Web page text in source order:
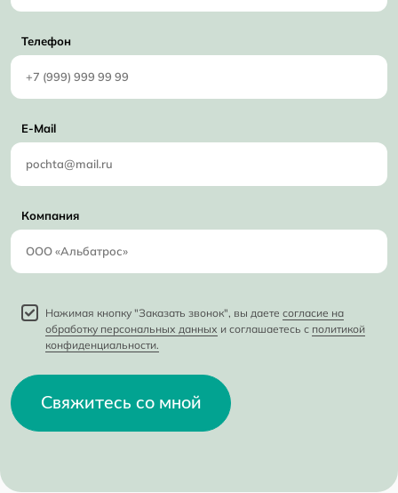
Телефон
E-Mail
Компания
Нажимая кнопку "Заказать звонок", вы даете согласие на
обработку персональных данных и соглашаетесь с политикой
конфиденциальности.
Свяжитесь со мной